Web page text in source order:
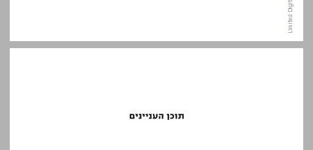
תוכן העניינים ... 7